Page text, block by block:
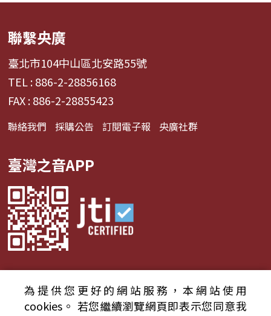
聯繫央廣
臺北市104中山區北安路55號
TEL : 886-2-28856168
FAX : 886-2-28855423
聯絡我們 採購公告 訂閱電子報 央廣社群
臺灣之音APP
© 2024財團法人中央廣播電臺 版權所有
為提供您更好的網站服務，本網站使用
cookies。 若您繼續瀏覽網頁即表示您同意我